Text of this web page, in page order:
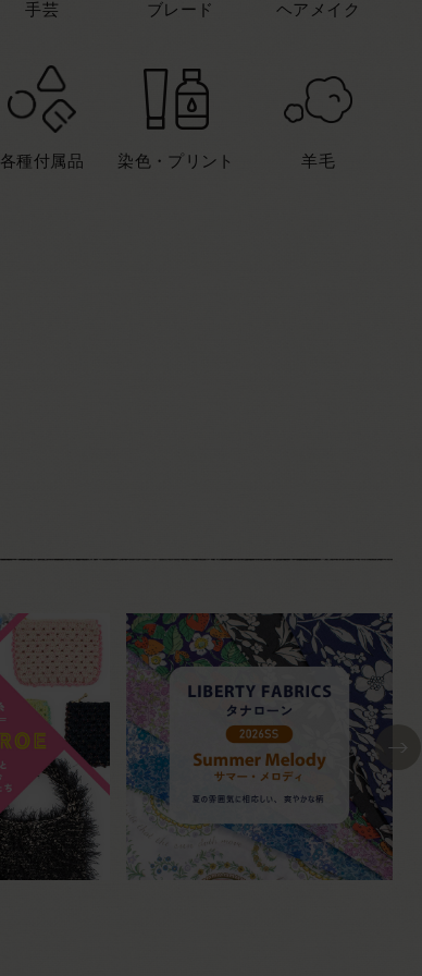
手芸 ブレード ヘアメイク
各種付属品 染色・プリント 羊毛